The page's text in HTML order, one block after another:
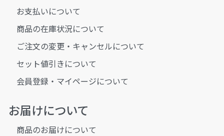
お支払いについて
商品の在庫状況について
ご注文の変更・キャンセルについて
セット値引きについて
会員登録・マイページについて
お届けについて
商品のお届けについて